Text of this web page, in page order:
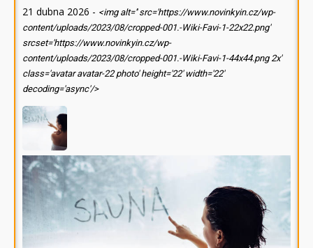
21 dubna 2026 - <img alt='' src='https://www.novinkyin.cz/wp-
content/uploads/2023/08/cropped-001.-Wiki-Favi-1-22x22.png'
srcset='https://www.novinkyin.cz/wp-
content/uploads/2023/08/cropped-001.-Wiki-Favi-1-44x44.png 2x'
class='avatar avatar-22 photo' height='22' width='22'
decoding='async'/>